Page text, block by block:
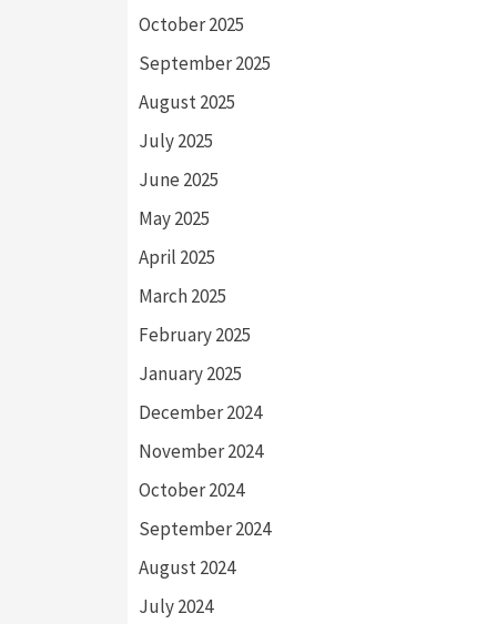
October 2025
September 2025
August 2025
July 2025
June 2025
May 2025
April 2025
March 2025
February 2025
January 2025
December 2024
November 2024
October 2024
September 2024
August 2024
July 2024